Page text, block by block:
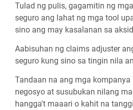
Tulad ng pulis, gagamitin ng
seguro ang lahat ng mga tool
sino ang may kasalanan sa
Aabisuhan ng claims adjuster
seguro kung sino sa tingin nila
Tandaan na ang mga kompanya
negosyo at susubukan nilang
hangga't maaari o kahit na